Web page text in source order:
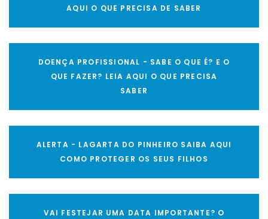
AQUI O QUE PRECISA DE SABER
DOENÇA PROFISSIONAL - SABE O QUE É? E O
QUE FAZER? LEIA AQUI O QUE PRECISA
SABER
ALERTA - LAGARTA DO PINHEIRO SAIBA AQUI
COMO PROTEGER OS SEUS FILHOS
VAI FESTEJAR UMA DATA IMPORTANTE? O